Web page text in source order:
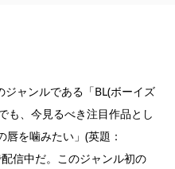
ャンルである「BL(ボーイズ
も、今見るべき注目作品とし
を噛みたい」(英題：
信中だ。このジャンル初の